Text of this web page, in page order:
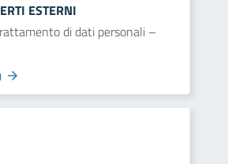
ESTERNI
di dati personali –